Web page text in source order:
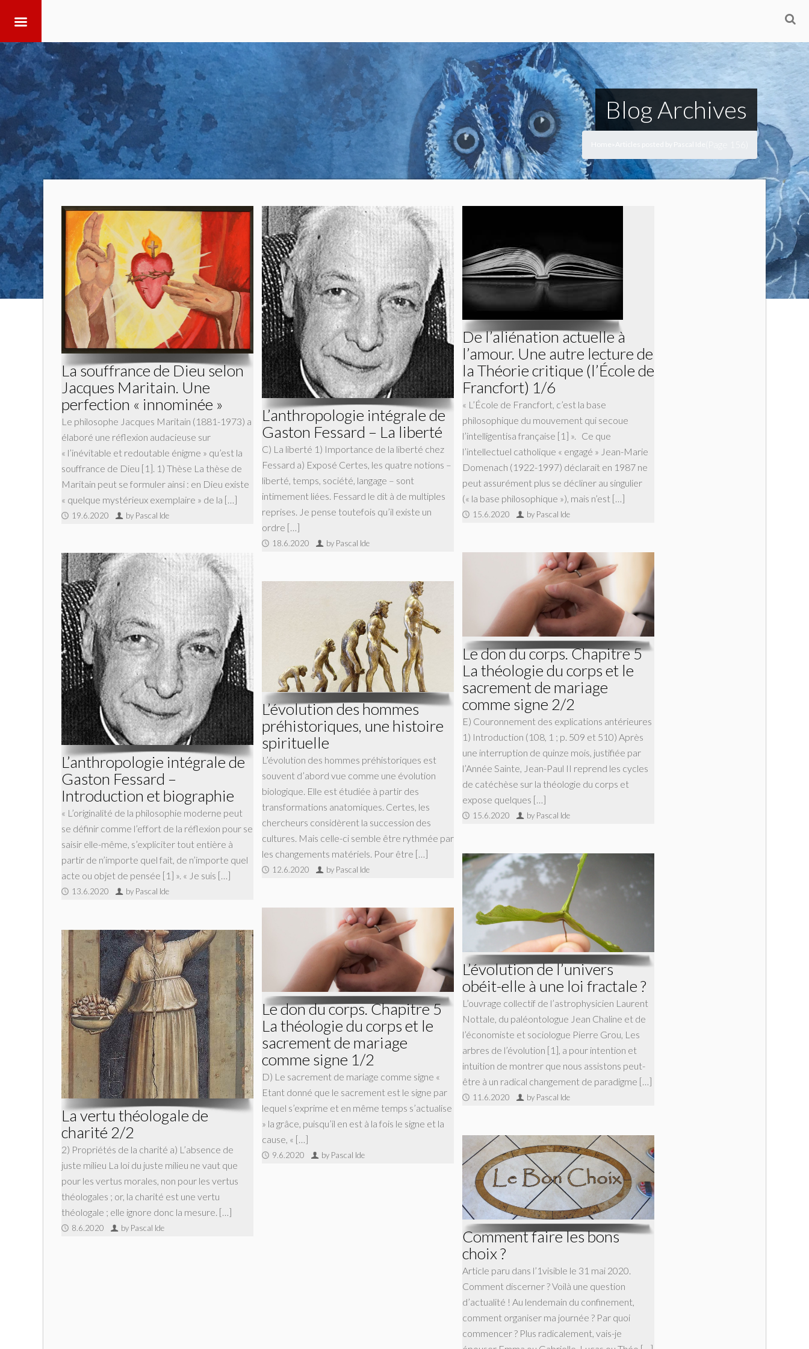
Blog Archives
La souffrance de Dieu selon
Jacques Maritain. Une
perfection « innominée »
Le philosophe Jacques Maritain (1881-1973) a
élaboré une réflexion audacieuse sur
« l’inévitable et redoutable énigme » qu’est la
souffrance de Dieu [1]. 1) Thèse La thèse de
Maritain peut se formuler ainsi : en Dieu existe
« quelque mystérieux exemplaire » de la […]
19.6.2020 by Pascal Ide
L’anthropologie intégrale de
Gaston Fessard – La liberté
C) La liberté 1) Importance de la liberté chez
Fessard a) Exposé Certes, les quatre notions –
liberté, temps, société, langage – sont
intimement liées. Fessard le dit à de multiples
reprises. Je pense toutefois qu’il existe un
ordre […]
18.6.2020 by Pascal Ide
De l’aliénation actuelle à
l’amour. Une autre lecture de
la Théorie critique (l’École de
Francfort) 1/6
« L’École de Francfort, c’est la base
philosophique du mouvement qui secoue
l’intelligentisa française [1] ». Ce que
l’intellectuel catholique « engagé » Jean-Marie
Domenach (1922-1997) déclarait en 1987 ne
peut assurément plus se décliner au singulier
(« la base philosophique »), mais n’est […]
15.6.2020 by Pascal Ide
Le don du corps. Chapitre 5
La théologie du corps et le
sacrement de mariage
comme signe 2/2
E) Couronnement des explications antérieures
1) Introduction (108, 1 ; p. 509 et 510) Après
une interruption de quinze mois, justifiée par
l’Année Sainte, Jean-Paul II reprend les cycles
de catéchèse sur la théologie du corps et
expose quelques […]
15.6.2020 by Pascal Ide
L’anthropologie intégrale de
Gaston Fessard –
Introduction et biographie
« L’originalité de la philosophie moderne peut
se définir comme l’effort de la réflexion pour se
saisir elle-même, s’expliciter tout entière à
partir de n’importe quel fait, de n’importe quel
acte ou objet de pensée [1] ». « Je suis […]
13.6.2020 by Pascal Ide
L’évolution des hommes
préhistoriques, une histoire
spirituelle
L’évolution des hommes préhistoriques est
souvent d’abord vue comme une évolution
biologique. Elle est étudiée à partir des
transformations anatomiques. Certes, les
chercheurs considèrent la succession des
cultures. Mais celle-ci semble être rythmée par
les changements matériels. Pour être […]
12.6.2020 by Pascal Ide
L’évolution de l’univers
obéit-elle à une loi fractale ?
L’ouvrage collectif de l’astrophysicien Laurent
Nottale, du paléontologue Jean Chaline et de
l’économiste et sociologue Pierre Grou, Les
arbres de l’évolution [1], a pour intention et
intuition de montrer que nous assistons peut-
être à un radical changement de paradigme […]
11.6.2020 by Pascal Ide
Le don du corps. Chapitre 5
La théologie du corps et le
sacrement de mariage
comme signe 1/2
D) Le sacrement de mariage comme signe «
Etant donné que le sacrement est le signe par
lequel s’exprime et en même temps s’actualise
» la grâce, puisqu’il en est à la fois le signe et la
cause, « […]
9.6.2020 by Pascal Ide
La vertu théologale de
charité 2/2
2) Propriétés de la charité a) L’absence de
juste milieu La loi du juste milieu ne vaut que
pour les vertus morales, non pour les vertus
théologales ; or, la charité est une vertu
théologale ; elle ignore donc la mesure. […]
8.6.2020 by Pascal Ide
Comment faire les bons
choix ?
Article paru dans l’1visible le 31 mai 2020.
Comment discerner ? Voilà une question
d’actualité ! Au lendemain du confinement,
comment organiser ma journée ? Par quoi
commencer ? Plus radicalement, vais-je